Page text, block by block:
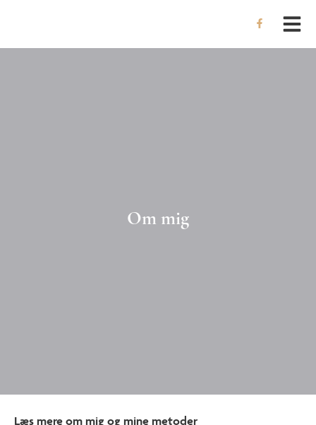
indholdet
Om mig
Læs mere om mig og mine metoder